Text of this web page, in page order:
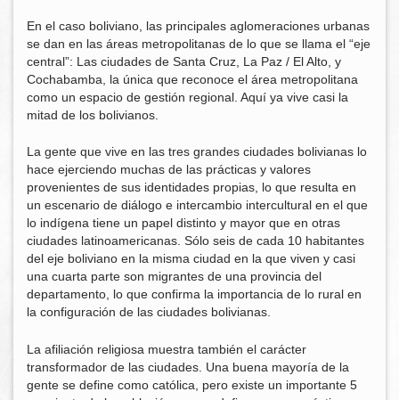
En el caso boliviano, las principales aglomeraciones urbanas
se dan en las áreas metropolitanas de lo que se llama el “eje
central”: Las ciudades de Santa Cruz, La Paz / El Alto, y
Cochabamba, la única que reconoce el área metropolitana
como un espacio de gestión regional. Aquí ya vive casi la
mitad de los bolivianos.
La gente que vive en las tres grandes ciudades bolivianas lo
hace ejerciendo muchas de las prácticas y valores
provenientes de sus identidades propias, lo que resulta en
un escenario de diálogo e intercambio intercultural en el que
lo indígena tiene un papel distinto y mayor que en otras
ciudades latinoamericanas. Sólo seis de cada 10 habitantes
del eje boliviano en la misma ciudad en la que viven y casi
una cuarta parte son migrantes de una provincia del
departamento, lo que confirma la importancia de lo rural en
la configuración de las ciudades bolivianas.
La afiliación religiosa muestra también el carácter
transformador de las ciudades. Una buena mayoría de la
gente se define como católica, pero existe un importante 5